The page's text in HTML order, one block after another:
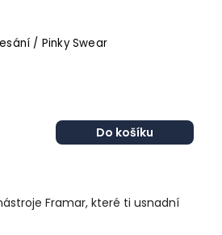
/ Pinky Swear
Do košíku
Framar, které ti usnadní